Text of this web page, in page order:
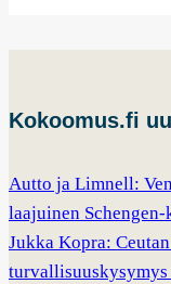
Kokoomus.fi
Autto ja Limnell:
laajuinen
Jukka Kopra: